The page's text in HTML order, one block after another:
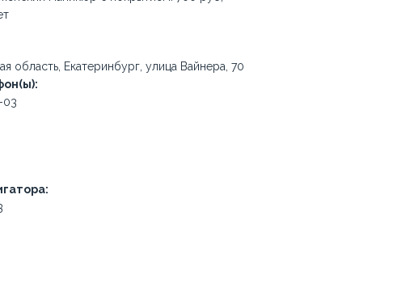
область, Екатеринбург, улица Вайнера, 70
03